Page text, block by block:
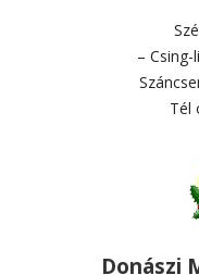
–
Tél
Donászi